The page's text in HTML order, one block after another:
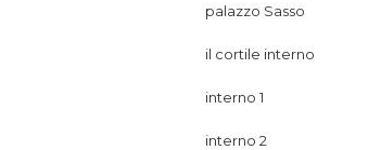
palazzo Sasso
il cortile interno
interno 1
interno 2